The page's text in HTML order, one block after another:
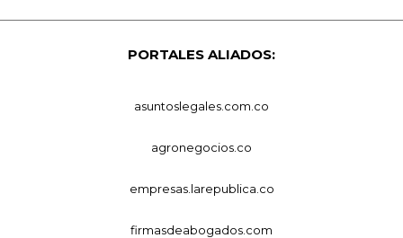
PORTALES ALIADOS:
asuntoslegales.com.co
agronegocios.co
empresas.larepublica.co
firmasdeabogados.com